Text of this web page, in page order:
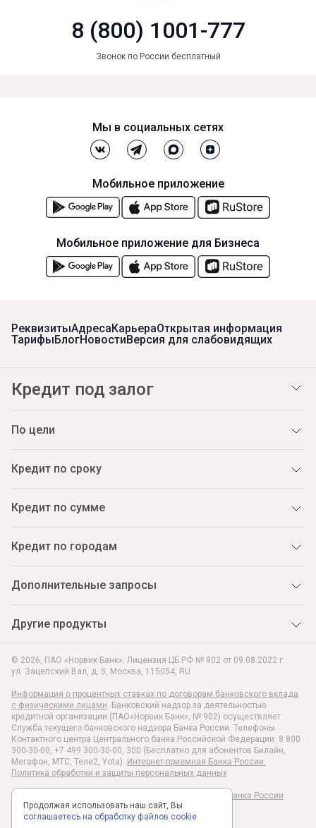
8 (800) 1001-777
Звонок по России бесплатный
© 2026, ПАО «Норвик Банк». Лицензия ЦБ РФ № 902 от 09.08.2022 г.
ул. Зацепский Вал, д. 5, Москва, 115054, RU
Информация о процентных ставках по договорам банковского вклада
с физическими лицами. Банковский надзор за деятельностью
кредитной организации (ПАО«Норвик Банк», № 902) осуществляет
Служба текущего банковского надзора Банка России. Телефоны
Контактного центра Центрального банка Российской Федерации: 8 800
300-30-00, +7 499 300-30-00, 300 (Бесплатно для абонентов Билайн,
Мегафон, МТС, Теле2, Yota). Интернет-приемная Банка России.
Политика обработки и защиты персональных данных
Раскрытие информации в соответствии c Указанием Банка России
№6496-У
РеквизитыАдресаКарьераОткрытая информация
ТарифыБлогНовостиВерсия для слабовидящих
Кредит под залог
По цели
Кредит по сроку
Кредит по сумме
Кредит по городам
Дополнительные запросы
Другие продукты
Мы в социальных сетях
Мобильное приложение
Мобильное приложение для Бизнеса
Продолжая использовать наш сайт, Вы
соглашаетесь на обработку файлов cookie